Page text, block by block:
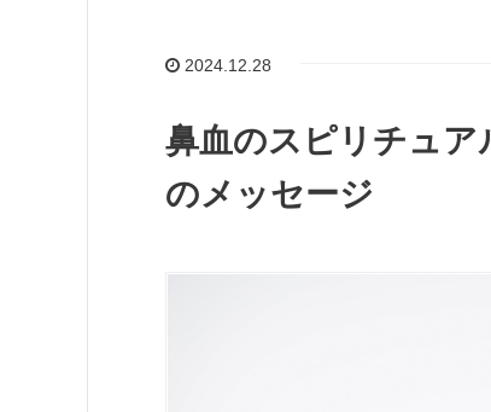
2024.12.28
鼻血のスピリチュア
のメッセージ